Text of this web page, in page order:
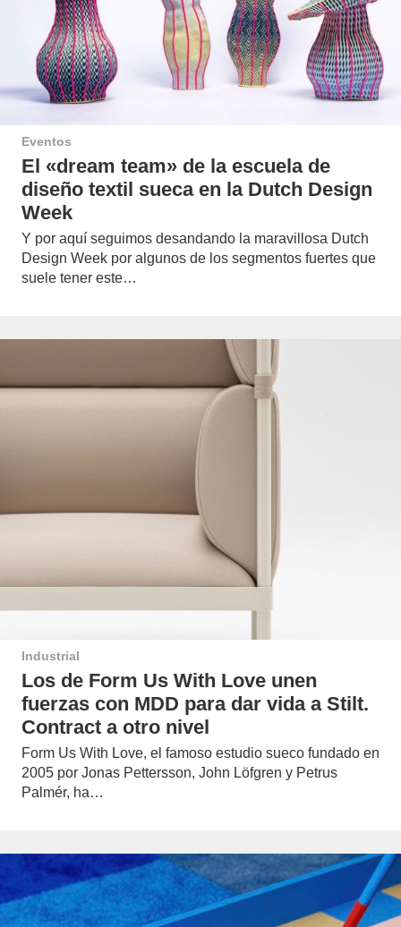
Eventos
El «dream team» de la escuela de
diseño textil sueca en la Dutch Design
Week
Y por aquí seguimos desandando la maravillosa Dutch
Design Week por algunos de los segmentos fuertes que
suele tener este…
Industrial
Los de Form Us With Love unen
fuerzas con MDD para dar vida a Stilt.
Contract a otro nivel
Form Us With Love, el famoso estudio sueco fundado en
2005 por Jonas Pettersson, John Löfgren y Petrus
Palmér, ha…